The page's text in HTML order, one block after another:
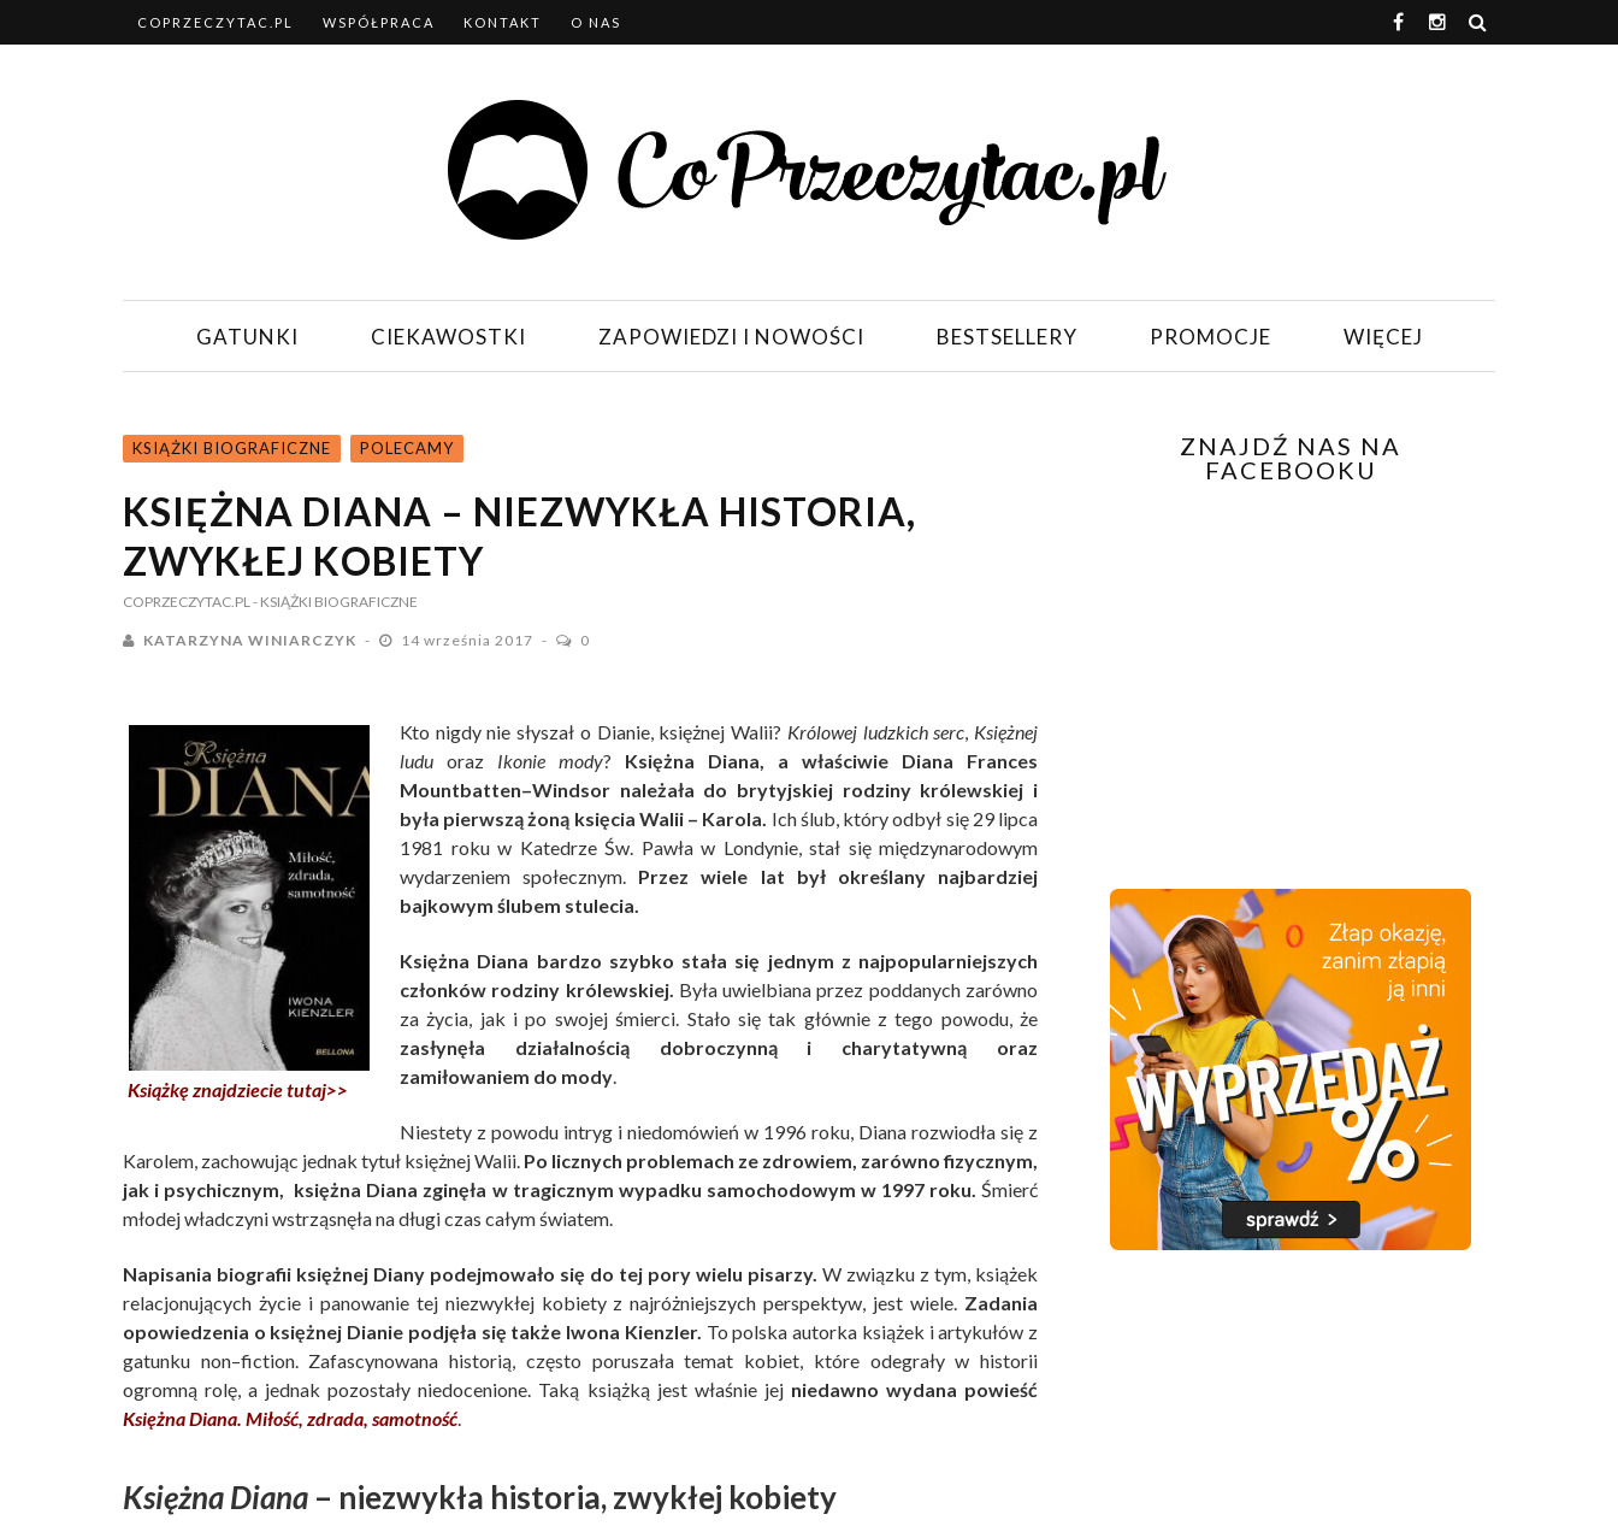
COPRZECZYTAC.PL WSPÓŁPRACA KONTAKT O NAS
GATUNKI CIEKAWOSTKI ZAPOWIEDZI I NOWOŚCI BESTSELLERY PROMOCJE WIĘCEJ
KSIĄŻKI BIOGRAFICZNE POLECAMY
KSIĘŻNA DIANA – NIEZWYKŁA HISTORIA,
ZWYKŁEJ KOBIETY
COPRZECZYTAC.PL- KSIĄŻKI BIOGRAFICZNE
KATARZYNA WINIARCZYK 14 września 2017 0
Książkę znajdziecie tutaj>>
Kto nigdy nie słyszał o Dianie, księżnej Walii? Królowej ludzkich serc, Księżnej
ludu oraz Ikonie mody? Księżna Diana, a właściwie Diana Frances
Mountbatten–Windsor należała do brytyjskiej rodziny królewskiej i
była pierwszą żoną księcia Walii – Karola. Ich ślub, który odbył się 29 lipca
1981 roku w Katedrze Św. Pawła w Londynie, stał się międzynarodowym
wydarzeniem społecznym. Przez wiele lat był określany najbardziej
bajkowym ślubem stulecia.
Księżna Diana bardzo szybko stała się jednym z najpopularniejszych
członków rodziny królewskiej. Była uwielbiana przez poddanych zarówno
za życia, jak i po swojej śmierci. Stało się tak głównie z tego powodu, że
zasłynęła działalnością dobroczynną i charytatywną oraz
zamiłowaniem do mody.
Niestety z powodu intryg i niedomówień w 1996 roku, Diana rozwiodła się z
Karolem, zachowując jednak tytuł księżnej Walii. Po licznych problemach ze zdrowiem, zarówno fizycznym,
jak i psychicznym, księżna Diana zginęła w tragicznym wypadku samochodowym w 1997 roku. Śmierć
młodej władczyni wstrząsnęła na długi czas całym światem.
Napisania biografii księżnej Diany podejmowało się do tej pory wielu pisarzy. W związku z tym, książek
relacjonujących życie i panowanie tej niezwykłej kobiety z najróżniejszych perspektyw, jest wiele. Zadania
opowiedzenia o księżnej Dianie podjęła się także Iwona Kienzler. To polska autorka książek i artykułów z
gatunku non–fiction. Zafascynowana historią, często poruszała temat kobiet, które odegrały w historii
ogromną rolę, a jednak pozostały niedocenione. Taką książką jest właśnie jej niedawno wydana powieść
Księżna Diana. Miłość, zdrada, samotność.
Księżna Diana – niezwykła historia, zwykłej kobiety
ZNAJDŹ NAS NA
FACEBOOKU